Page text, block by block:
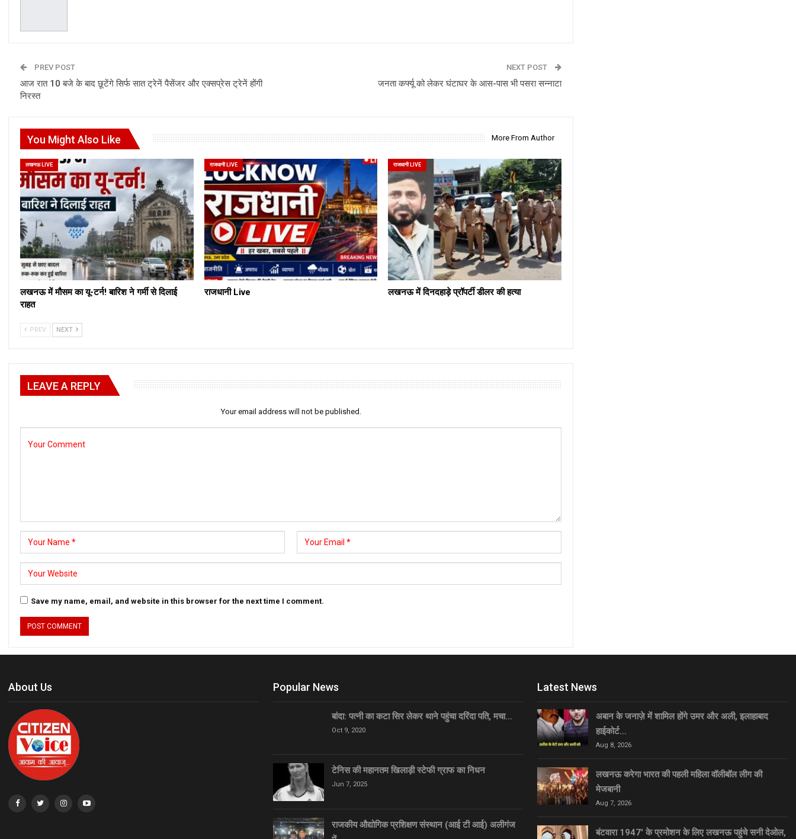
PREV POST
आज रात 10 बजे के बाद छूटेंगे सिर्फ सात ट्रेनें पैसेंजर और एक्सप्रेस ट्रेनें होंगी
निरस्त
NEXT POST
जनता कर्फ्यू को लेकर घंटाघर के आस-पास भी पसरा सन्नाटा
You Might Also Like More From Author
लखनऊ LIVE
लखनऊ में मौसम का यू-टर्न! बारिश ने गर्मी से दिलाई
राहत
राजधानी LIVE
राजधानी Live
राजधानी LIVE
लखनऊ में दिनदहाड़े प्रॉपर्टी डीलर की हत्या
PREV NEXT
LEAVE A REPLY
Your email address will not be published.
Save my name, email, and website in this browser for the next time I comment.
About Us Popular News
बांदा: पत्नी का कटा सिर लेकर थाने पहुंचा दरिंदा पति, मचा…
Oct 9, 2020
टेनिस की महानतम खिलाड़ी स्टेफी ग्राफ का निधन
Jun 7, 2025
राजकीय औद्योगिक प्रशिक्षण संस्थान (आई टी आई) अलीगंज
Latest News
अबान के जनाज़े में शामिल होंगे उमर और अली, इलाहाबाद
हाईकोर्ट…
Aug 8, 2026
लखनऊ करेगा भारत की पहली महिला वॉलीबॉल लीग की
मेजबानी
Aug 7, 2026
बंटवारा 1947′ के प्रमोशन के लिए लखनऊ पहुंचे सनी देओल,